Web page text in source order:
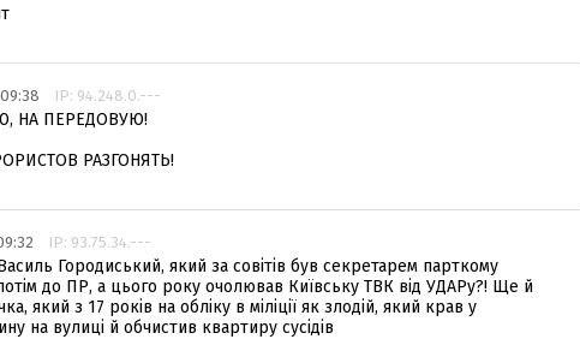
IP: 94.248.0.---
НА ПЕРЕДОВУЮ!
РАЗГОНЯТЬ!
IP: 93.75.34.---
Городиський, який за совітів був секретарем парткому
до ПР, а цього року очолював Київську ТВК від УДАРу?! Ще й
який з 17 років на обліку в міліції як злодій, який крав у
на вулиці й обчистив квартиру сусідів